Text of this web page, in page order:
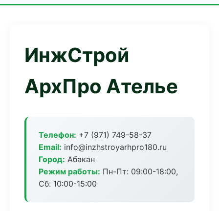
ИнжСтрой
АрхПро Ателье
Телефон: +7 (971) 749-58-37
Email: info@inzhstroyarhpro180.ru
Город: Абакан
Режим работы: Пн-Пт: 09:00-18:00,
Сб: 10:00-15:00